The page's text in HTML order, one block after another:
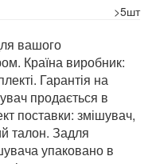
>5шт
вашого
Країна виробник:
Гарантія на
продається в
поставки: змішувач,
талон. Задля
упаковано в